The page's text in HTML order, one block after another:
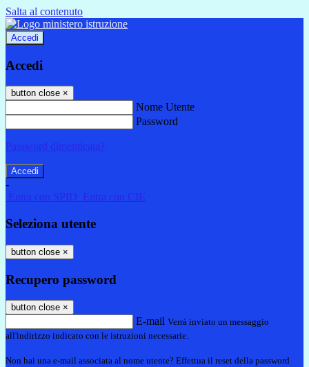
Salta al contenuto
Accedi
Accedi
button close ×
Nome Utente
Password
Password dimenticata?
-
Entra con SPID
Entra con CIE
Seleziona utente
button close ×
Recupero password
button close ×
E-mail Verrà inviato un messaggio
all'indirizzo indicato con le istruzioni necessarie.
Non hai una e-mail associata al nome utente? Effettua il reset della password